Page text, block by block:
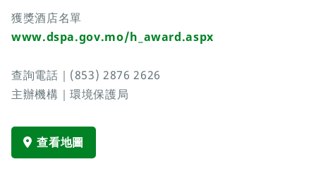
獲獎酒店名單
www.dspa.gov.mo/h_award.aspx
查詢電話｜(853) 2876 2626
主辦機構｜環境保護局
查看地圖